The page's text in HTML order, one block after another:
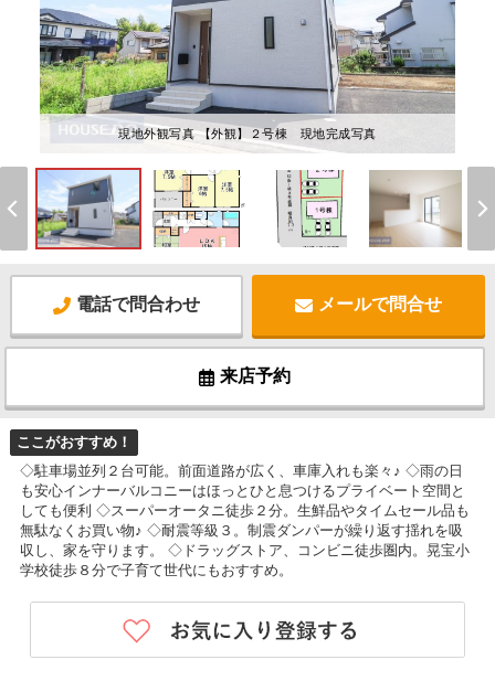
現地外観写真 【外観】２号棟 現地完成写真
電話で問合わせ メールで問合せ
来店予約
ここがおすすめ！
◇駐車場並列２台可能。前面道路が広く、車庫入れも楽々♪ ◇雨の日
も安心インナーバルコニーはほっとひと息つけるプライベート空間と
しても便利 ◇スーパーオータニ徒歩２分。生鮮品やタイムセール品も
無駄なくお買い物♪ ◇耐震等級３。制震ダンパーが繰り返す揺れを吸
収し、家を守ります。 ◇ドラッグストア、コンビニ徒歩圏内。晃宝小
学校徒歩８分で子育て世代にもおすすめ。